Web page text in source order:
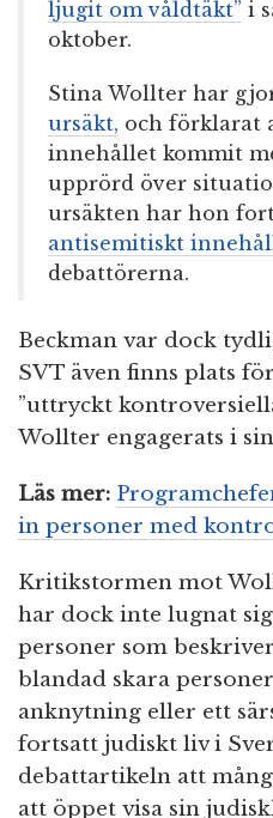
ljugit om våldtäkt” i
oktober.
Stina Wollter har
ursäkt, och förklarat
innehållet kommit
upprörd över
ursäkten har hon
antisemitiskt
debattörerna.
Beckman var dock
SVT även finns plats
”uttryckt
Wollter engagerats i
Läs mer:
in personer med
Kritikstormen mot
har dock inte lugnat
personer som
blandad skara
anknytning eller ett
fortsatt judiskt liv i
debattartikeln att
att öppet visa sin